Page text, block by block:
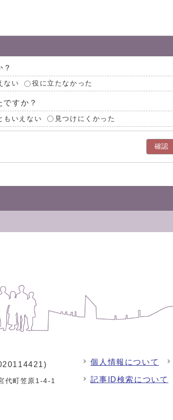
ない 役に立たなかった
すか？
もいえない 見つけにくかった
確認
代町笠原1-4-1
個人情報について
記事ID検索について